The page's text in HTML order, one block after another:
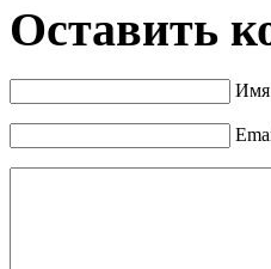
Оставить
Имя